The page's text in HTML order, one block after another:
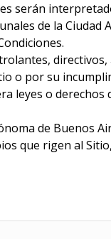
serán
de la Ciudad
o por su
leyes o
de Buenos
que rigen al